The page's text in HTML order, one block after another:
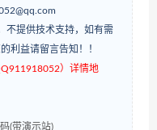
不提供技术支持，如有需
利益请留言告知！！
）详情地
(带演示站)